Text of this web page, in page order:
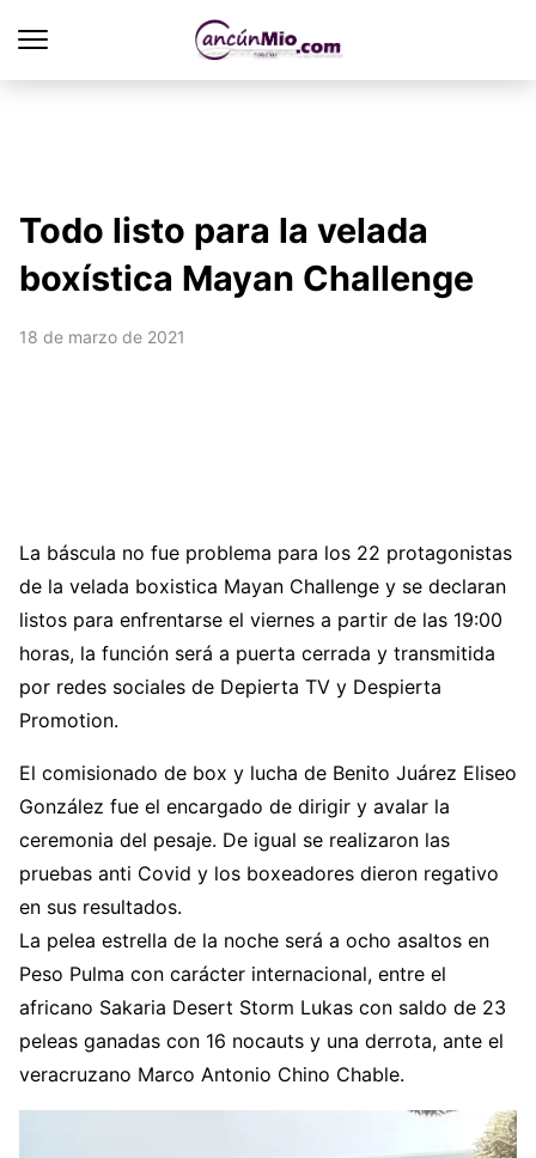
Todo listo para la velada
boxística Mayan Challenge
18 de marzo de 2021
La báscula no fue problema para los 22 protagonistas
de la velada boxistica Mayan Challenge y se declaran
listos para enfrentarse el viernes a partir de las 19:00
horas, la función será a puerta cerrada y transmitida
por redes sociales de Depierta TV y Despierta
Promotion.
El comisionado de box y lucha de Benito Juárez Eliseo
González fue el encargado de dirigir y avalar la
ceremonia del pesaje. De igual se realizaron las
pruebas anti Covid y los boxeadores dieron regativo
en sus resultados.
La pelea estrella de la noche será a ocho asaltos en
Peso Pulma con carácter internacional, entre el
africano Sakaria Desert Storm Lukas con saldo de 23
peleas ganadas con 16 nocauts y una derrota, ante el
veracruzano Marco Antonio Chino Chable.